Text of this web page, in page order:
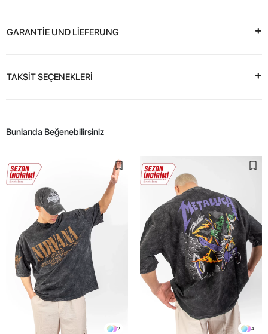
GARANTİE UND LİEFERUNG
TAKSİT SEÇENEKLERİ
Bunlarıda Beğenebilirsiniz
2 4